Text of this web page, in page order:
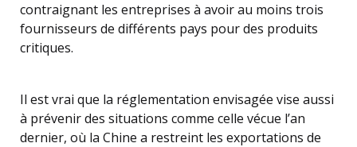
contraignant les entreprises à avoir au moins trois
fournisseurs de différents pays pour des produits
critiques.
Il est vrai que la réglementation envisagée vise aussi
à prévenir des situations comme celle vécue l’an
dernier, où la Chine a restreint les exportations de